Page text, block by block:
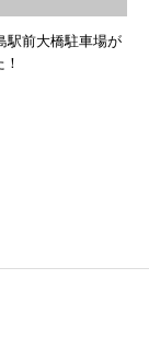
駅前大橋駐車場が